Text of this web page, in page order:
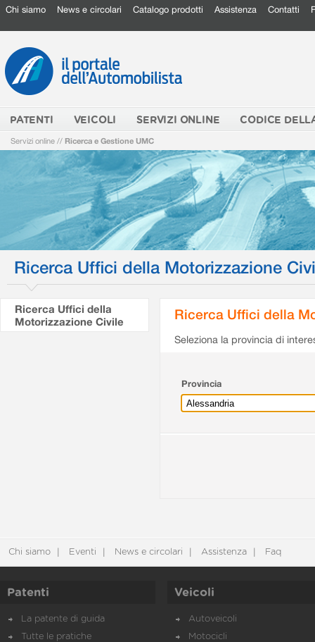
Chi siamo News e circolari Catalogo prodotti Assistenza Contatti
PATENTI VEICOLI SERVIZI ONLINE CODICE
Servizi online // Ricerca e Gestione UMC
Ricerca Uffici della Motorizzazione
Ricerca Uffici della
Motorizzazione Civile
Ricerca Uffici della
Seleziona la provincia di
Provincia
Chi siamo Eventi News e circolari Assistenza Faq
Patenti
La patente di guida
Tutte le pratiche
Veicoli
Autoveicoli
Motocicli